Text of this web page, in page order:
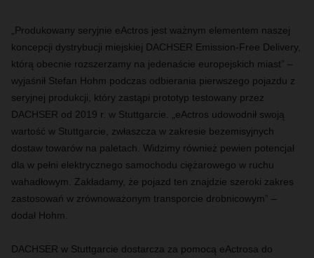
„Produkowany seryjnie eActros jest ważnym elementem naszej
koncepcji dystrybucji miejskiej DACHSER Emission-Free Delivery,
którą obecnie rozszerzamy na jedenaście europejskich miast” –
wyjaśnił Stefan Hohm podczas odbierania pierwszego pojazdu z
seryjnej produkcji, który zastąpi prototyp testowany przez
DACHSER od 2019 r. w Stuttgarcie. „eActros udowodnił swoją
wartość w Stuttgarcie, zwłaszcza w zakresie bezemisyjnych
dostaw towarów na paletach. Widzimy również pewien potencjał
dla w pełni elektrycznego samochodu ciężarowego w ruchu
wahadłowym. Zakładamy, że pojazd ten znajdzie szeroki zakres
zastosowań w zrównoważonym transporcie drobnicowym” –
dodał Hohm.
DACHSER w Stuttgarcie dostarcza za pomocą eActrosa do